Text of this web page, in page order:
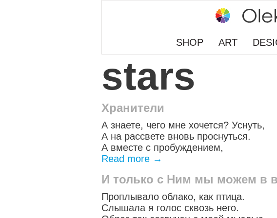
SHOP ART
stars
Хранители
А знаете, чего мне хочется? Уснуть,
А на рассвете вновь проснуться.
А вместе с пробуждением,
Read more →
И только с Ним мы можем в
Проплывало облако, как птица.
Слышала я голос сквозь него.